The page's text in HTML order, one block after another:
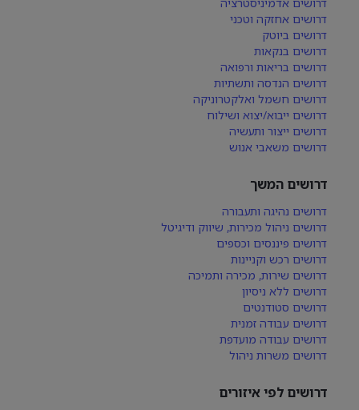
דרושים אחזקה וטכני
דרושים ביוטק
דרושים בנקאות
דרושים בריאות ורפואה
דרושים הנדסה ותשתיות
דרושים חשמל ואלקטרוניקה
דרושים ייבוא/יצוא ושילוח
דרושים ייצור ותעשיה
דרושים משאבי אנוש
דרושים המשך
דרושים נהיגה ותעבורה
דרושים ניהול מכירות, שיווק ודיגיטל
דרושים פיננסים וכספים
דרושים רכש וקניינות
דרושים שירות, מכירה ותמיכה
דרושים ללא ניסיון
דרושים סטודנטים
דרושים עבודה זמנית
דרושים עבודה מועדפת
דרושים משרות ניהול
דרושים לפי איזורים